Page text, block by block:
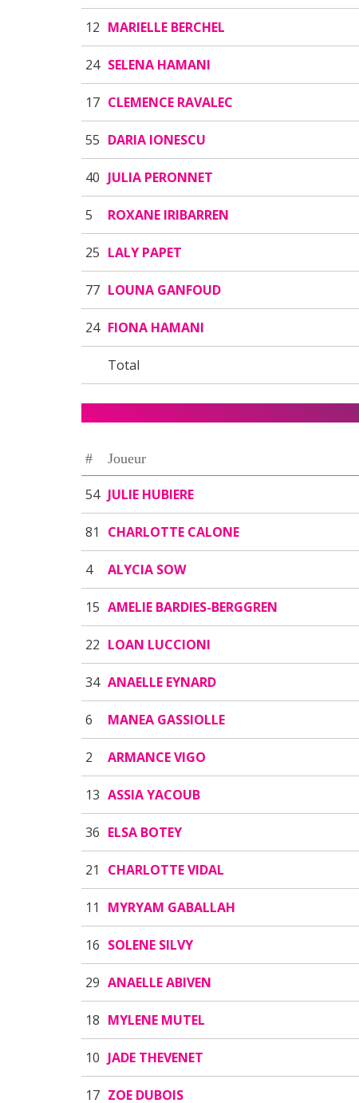
12 MARIELLE BERCHEL
24 SELENA HAMANI
17 CLEMENCE RAVALEC
55 DARIA IONESCU
40 JULIA PERONNET
5 ROXANE IRIBARREN
25 LALY PAPET
77 LOUNA GANFOUD
24 FIONA HAMANI
Total
# Joueur
54 JULIE HUBIERE
81 CHARLOTTE CALONE
4 ALYCIA SOW
15 AMELIE BARDIES-BERGGREN
22 LOAN LUCCIONI
34 ANAELLE EYNARD
6 MANEA GASSIOLLE
2 ARMANCE VIGO
13 ASSIA YACOUB
36 ELSA BOTEY
21 CHARLOTTE VIDAL
11 MYRYAM GABALLAH
16 SOLENE SILVY
29 ANAELLE ABIVEN
18 MYLENE MUTEL
10 JADE THEVENET
17 ZOE DUBOIS